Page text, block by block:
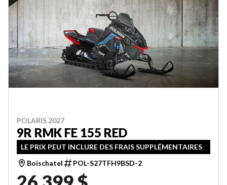
POLARIS 2027
9R RMK FE 155 RED
LE PRIX PEUT INCLURE DES FRAIS SUPPLÉMENTAIRES
Boischatel
POL-S27TFH9BSD-2